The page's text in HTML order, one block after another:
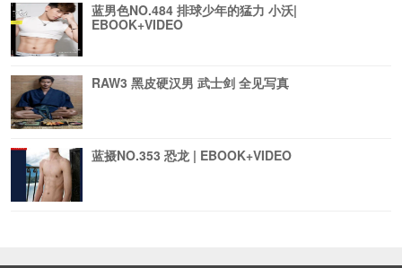
蓝男色NO.484 排球少年的猛力 小沃|
EBOOK+VIDEO
RAW3 黑皮硬汉男 武士剑 全见写真
蓝摄NO.353 恐龙 | EBOOK+VIDEO